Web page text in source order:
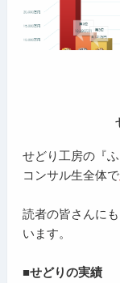
せどり工房の『ふ
コンサル生全体で
読者の皆さんに
います。
■せどりの実績